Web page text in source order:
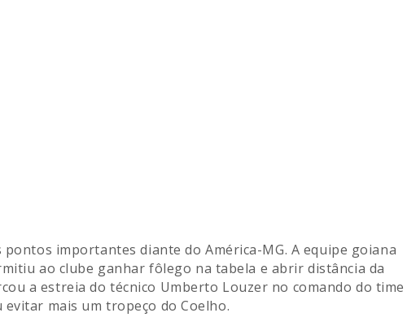
importantes diante do América-MG. A equipe goiana
ao clube ganhar fôlego na tabela e abrir distância da
a estreia do técnico Umberto Louzer no comando do time
mais um tropeço do Coelho.